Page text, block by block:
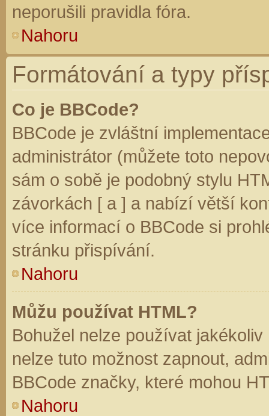
neporušili pravidla fóra.
Nahoru
Formátování a typy
Co je BBCode?
BBCode je zvláštní
administrátor (můžete toto
sám o sobě je podobný stylu
závorkách [ a ] a nabízí větší
více informací o BBCode si
stránku přispívání.
Nahoru
Můžu používat HTML?
Bohužel nelze používat
nelze tuto možnost zapnout,
BBCode značky, které mohou
Nahoru